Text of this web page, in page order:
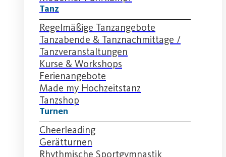
Tanz
Regelmäßige Tanzangebote
Tanzabende & Tanznachmittage /
Tanzveranstaltungen
Kurse & Workshops
Ferienangebote
Made my Hochzeitstanz
Tanzshop
Turnen
Cheerleading
Gerätturnen
Rhythmische Sportgymnastik